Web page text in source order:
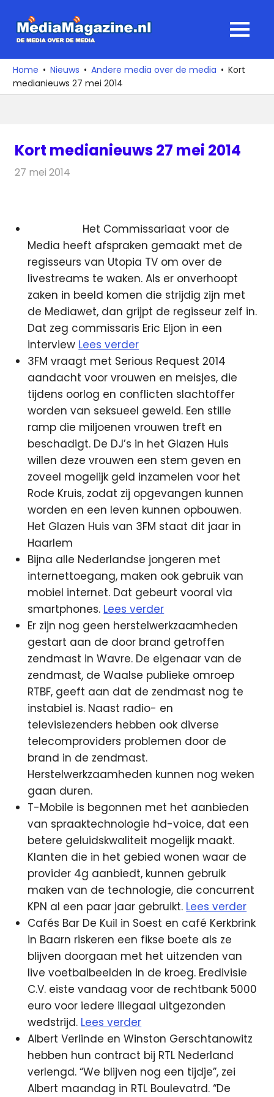
naar
media
over
de
MENU
Home Nieuws Andere media over de media
Kort
medianieuws 27 mei 2014
Kort medianieuws 27 mei 2014
27 mei 2014
Het Commissariaat voor de
Media heeft afspraken gemaakt met de
regisseurs van Utopia TV om over de
livestreams te waken. Als er onverhoopt
zaken in beeld komen die strijdig zijn met
de Mediawet, dan grijpt de regisseur zelf in.
Dat zeg commissaris Eric Eljon in een
interview Lees verder
3FM vraagt met Serious Request 2014
aandacht voor vrouwen en meisjes, die
tijdens oorlog en conflicten slachtoffer
worden van seksueel geweld. Een stille
ramp die miljoenen vrouwen treft en
beschadigt. De DJ’s in het Glazen Huis
willen deze vrouwen een stem geven en
zoveel mogelijk geld inzamelen voor het
Rode Kruis, zodat zij opgevangen kunnen
worden en een leven kunnen opbouwen.
Het Glazen Huis van 3FM staat dit jaar in
Haarlem
Bijna alle Nederlandse jongeren met
internettoegang, maken ook gebruik van
mobiel internet. Dat gebeurt vooral via
smartphones. Lees verder
Er zijn nog geen herstelwerkzaamheden
gestart aan de door brand getroffen
zendmast in Wavre. De eigenaar van de
zendmast, de Waalse publieke omroep
RTBF, geeft aan dat de zendmast nog te
instabiel is. Naast radio- en
televisiezenders hebben ook diverse
telecomproviders problemen door de
brand in de zendmast.
Herstelwerkzaamheden kunnen nog weken
gaan duren.
T-Mobile is begonnen met het aanbieden
van spraaktechnologie hd-voice, dat een
betere geluidskwaliteit mogelijk maakt.
Klanten die in het gebied wonen waar de
provider 4g aanbiedt, kunnen gebruik
maken van de technologie, die concurrent
KPN al een paar jaar gebruikt. Lees verder
Cafés Bar De Kuil in Soest en café Kerkbrink
in Baarn riskeren een fikse boete als ze
blijven doorgaan met het uitzenden van
live voetbalbeelden in de kroeg. Eredivisie
C.V. eiste vandaag voor de rechtbank 5000
euro voor iedere illegaal uitgezonden
wedstrijd. Lees verder
Albert Verlinde en Winston Gerschtanowitz
hebben hun contract bij RTL Nederland
verlengd. “We blijven nog een tijdje”, zei
Albert maandag in RTL Boulevatrd. “De